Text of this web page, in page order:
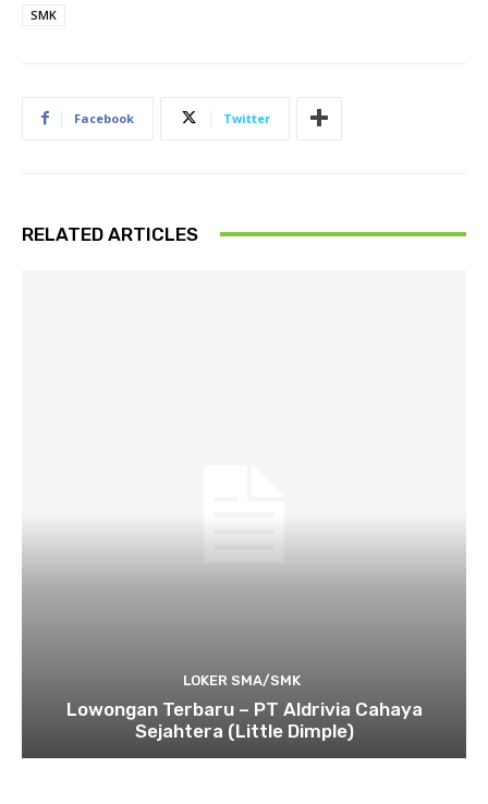
SMK
Facebook Twitter
RELATED ARTICLES
LOKER SMA/SMK
Lowongan Terbaru – PT Aldrivia Cahaya
Sejahtera (Little Dimple)